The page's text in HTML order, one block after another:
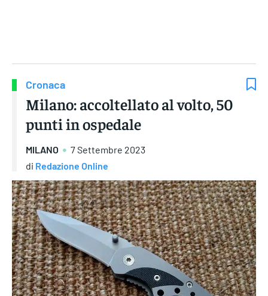
Cronaca
Milano: accoltellato al volto, 50
punti in ospedale
MILANO
7 Settembre 2023
di Redazione Online